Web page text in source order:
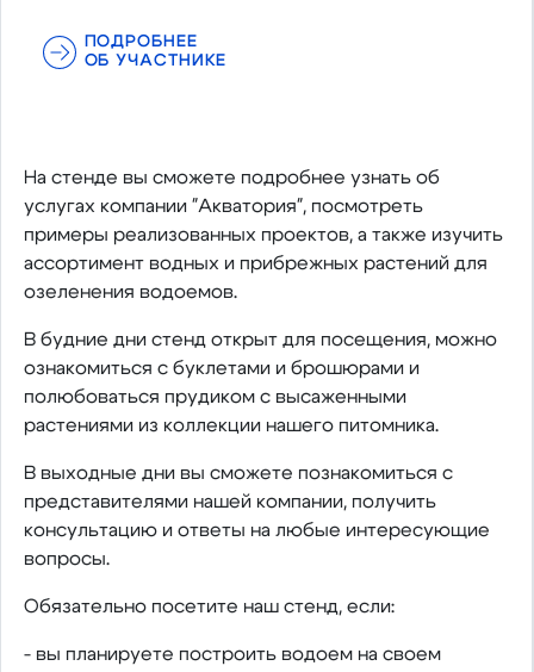
ПОДРОБНЕЕ
ОБ УЧАСТНИКЕ
На стенде вы сможете подробнее узнать об
услугах компании "Акватория", посмотреть
примеры реализованных проектов, а также изучить
ассортимент водных и прибрежных растений для
озеленения водоемов.
В будние дни стенд открыт для посещения, можно
ознакомиться с буклетами и брошюрами и
полюбоваться прудиком с высаженными
растениями из коллекции нашего питомника.
В выходные дни вы сможете познакомиться с
представителями нашей компании, получить
консультацию и ответы на любые интересующие
вопросы.
Обязательно посетите наш стенд, если:
- вы планируете построить водоем на своем